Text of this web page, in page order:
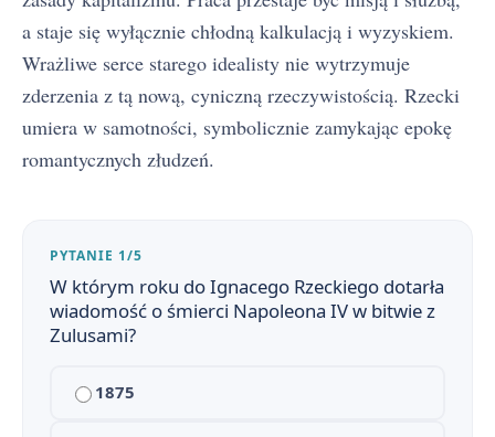
a staje się wyłącznie chłodną kalkulacją i wyzyskiem.
Wrażliwe serce starego idealisty nie wytrzymuje
zderzenia z tą nową, cyniczną rzeczywistością. Rzecki
umiera w samotności, symbolicznie zamykając epokę
romantycznych złudzeń.
PYTANIE 1/5
W którym roku do Ignacego Rzeckiego dotarła
wiadomość o śmierci Napoleona IV w bitwie z
Zulusami?
1875
1 Lalka - streszczenie krótkie i szczegółowe
Lalka - bohaterowie